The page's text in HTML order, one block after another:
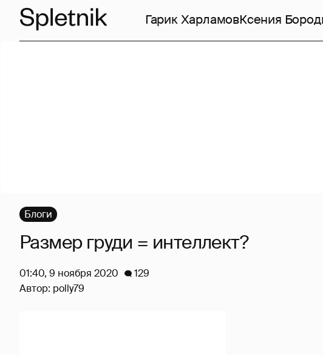
Гарик ХарламовКсения
Блоги
Размер груди = интеллект?
01:40, 9 ноября 2020
129
Автор: polly79